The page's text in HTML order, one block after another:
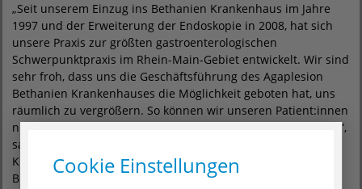
„Seit unserem Einzug ins Bethanien Krankenhaus im Jahre
1997 und der Erweiterung der Endoskopie in 2008, hat sich
unsere Praxis zur größten gastroenterologischen
Schwerpunktpraxis im Rhein-Main-Gebiet entwickelt. Wir sind
sehr froh, dass uns die Geschäftsführung des Agaplesion
Bethanien Krankenhauses die Möglichkeit geboten hat, uns
räumlich zu vergrößern. So können wir unseren Patient:innen
nun deutlich mehr Platz und hochmoderne Räume anbieten“,
sagt Dr. med. Kai Miesel, Belegarzt im Agaplesion Bethanien
Krankenhaus und Facharzt im Centrum Gastroenterologie
Bethanien.Cookie Einstellungen